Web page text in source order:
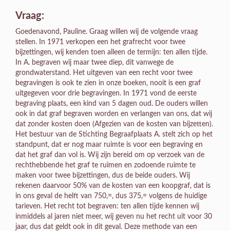
Vraag:
Goedenavond, Pauline. Graag willen wij de volgende vraag
stellen. In 1971 verkopen een het grafrecht voor twee
bijzettingen, wij kenden toen alleen de termijn: ten allen tijde.
In A. begraven wij maar twee diep, dit vanwege de
grondwaterstand. Het uitgeven van een recht voor twee
begravingen is ook te zien in onze boeken, nooit is een graf
uitgegeven voor drie begravingen. In 1971 vond de eerste
begraving plaats, een kind van 5 dagen oud. De ouders willen
ook in dat graf begraven worden en verlangen van ons, dat wij
dat zonder kosten doen (Afgezien van de kosten van bijzetten).
Het bestuur van de Stichting Begraafplaats A. stelt zich op het
standpunt, dat er nog maar ruimte is voor een begraving en
dat het graf dan vol is. Wij zijn bereid om op verzoek van de
rechthebbende het graf te ruimen en zodoende ruimte te
maken voor twee bijzettingen, dus de beide ouders. Wij
rekenen daarvoor 50% van de kosten van een koopgraf, dat is
in ons geval de helft van 750,=, dus 375,= volgens de huidige
tarieven. Het recht tot begraven: ten allen tijde kennen wij
inmiddels al jaren niet meer, wij geven nu het recht uit voor 30
jaar, dus dat geldt ook in dit geval. Deze methode van een